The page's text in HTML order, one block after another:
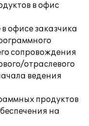
в офис
офисе заказчика
сопровождения
отраслевого
ведения
продуктов
на